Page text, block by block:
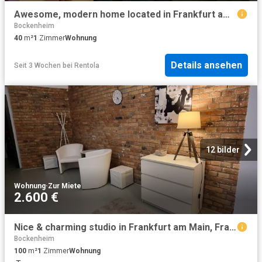
Awesome, modern home located in Frankfurt am Main, Frankfurt Amsterdam Apartments for Rent
Bockenheim
40 m²1 ZimmerWohnung
Seit 3 Wochen bei Rentola Details ansehen
12 bilder
Wohnung·Zur Miete
2.600 €
Nice & charming studio in Frankfurt am Main, Frankfurt Amsterdam Apartments for Rent
Bockenheim
100 m²1 ZimmerWohnung